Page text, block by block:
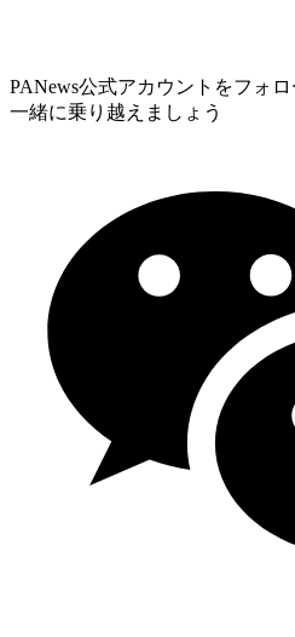
PANews公式アカウントをフォ
一緒に乗り越えましょう